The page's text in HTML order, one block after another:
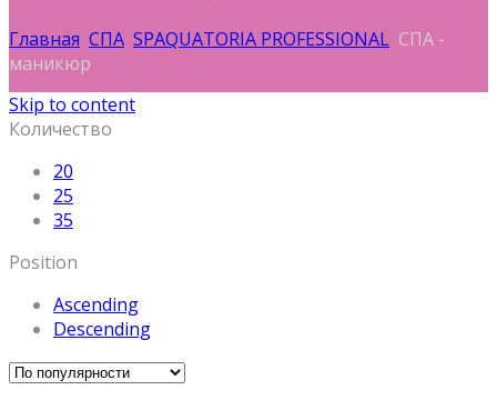
Главная СПА SPAQUATORIA PROFESSIONAL СПА -
маникюр
Skip to content
Количество
20
25
35
Position
Ascending
Descending